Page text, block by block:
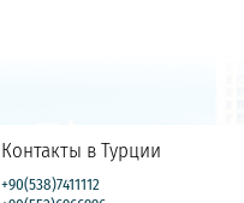
Контакты в Турции
+90(538)7411112